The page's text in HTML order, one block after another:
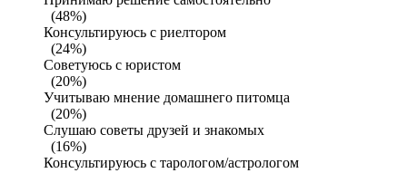
(48%)
Консультируюсь с риелтором
(24%)
Советуюсь с юристом
(20%)
Учитываю мнение домашнего питомца
(20%)
Слушаю советы друзей и знакомых
(16%)
Консультируюсь с тарологом/астрологом